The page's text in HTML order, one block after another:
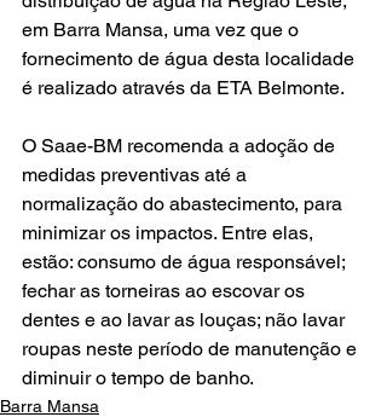
em Barra Mansa, uma vez que o
fornecimento de água desta localidade
é realizado através da ETA Belmonte.
O Saae-BM recomenda a adoção de
medidas preventivas até a
normalização do abastecimento, para
minimizar os impactos. Entre elas,
estão: consumo de água responsável;
fechar as torneiras ao escovar os
dentes e ao lavar as louças; não lavar
roupas neste período de manutenção e
diminuir o tempo de banho.
Barra Mansa